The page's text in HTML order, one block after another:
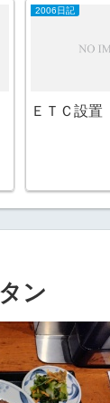
2006日記
ＥＴＣ設置
ン